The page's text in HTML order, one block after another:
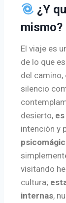
¿Y
mismo?
El viaje es
de lo que
del camino,
silencio
desierto,
intención y
visitando
cultura;
internas,